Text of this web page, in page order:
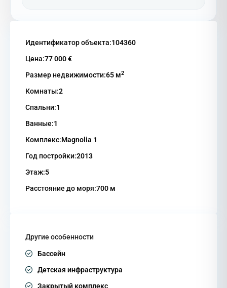
Идентификатор объекта:104360
Цена:77 000 €
Размер недвижимости:65 м2
Комнаты:2
Спальни:1
Ванные:1
Комплекс:Magnolia 1
Год постройки:2013
Этаж:5
Расстояние до моря:700 м
Другие особенности
Бассейн
Детская инфраструктура
Закрытый комплекс